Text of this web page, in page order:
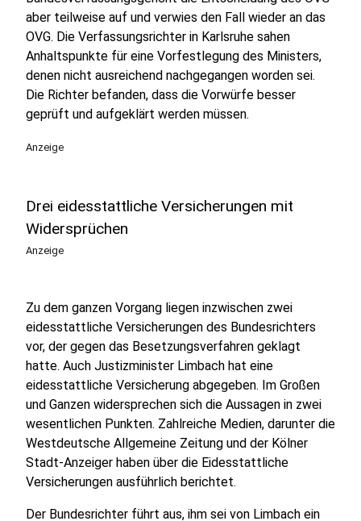
aber teilweise auf und verwies den Fall wieder an das
OVG. Die Verfassungsrichter in Karlsruhe sahen
Anhaltspunkte für eine Vorfestlegung des Ministers,
denen nicht ausreichend nachgegangen worden sei.
Die Richter befanden, dass die Vorwürfe besser
geprüft und aufgeklärt werden müssen.
Anzeige
Drei eidesstattliche Versicherungen mit
Widersprüchen
Anzeige
Zu dem ganzen Vorgang liegen inzwischen zwei
eidesstattliche Versicherungen des Bundesrichters
vor, der gegen das Besetzungsverfahren geklagt
hatte. Auch Justizminister Limbach hat eine
eidesstattliche Versicherung abgegeben. Im Großen
und Ganzen widersprechen sich die Aussagen in zwei
wesentlichen Punkten. Zahlreiche Medien, darunter die
Westdeutsche Allgemeine Zeitung und der Kölner
Stadt-Anzeiger haben über die Eidesstattliche
Versicherungen ausführlich berichtet.
Der Bundesrichter führt aus, ihm sei von Limbach ein